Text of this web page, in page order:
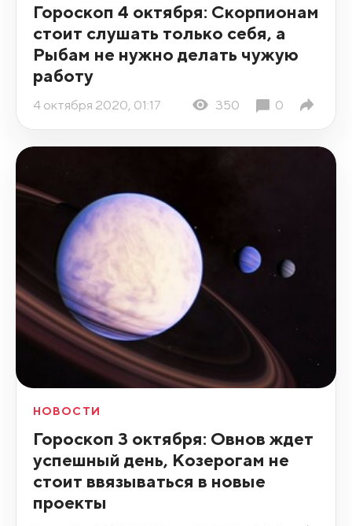
Гороскоп 4 октября: Скорпионам
стоит слушать только себя, а
Рыбам не нужно делать чужую
работу
4 октября 2020, 01:17 350 0
НОВОСТИ
Гороскоп 3 октября: Овнов ждет
успешный день, Козерогам не
стоит ввязываться в новые
проекты